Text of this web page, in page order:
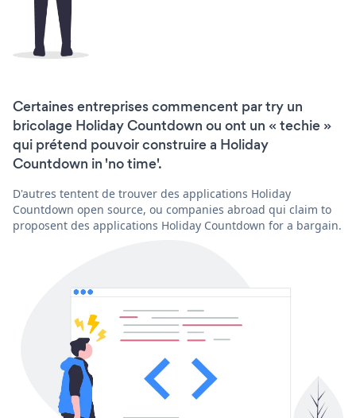
Certaines entreprises commencent par try un
bricolage Holiday Countdown ou ont un « techie »
qui prétend pouvoir construire a Holiday
Countdown in 'no time'.
D'autres tentent de trouver des applications Holiday
Countdown open source, ou companies abroad qui claim to
proposent des applications Holiday Countdown for a bargain.